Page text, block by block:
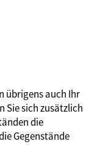
übrigens auch Ihr
Sie sich zusätzlich
die
Gegenstände